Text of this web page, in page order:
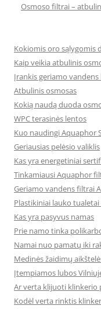
Osmoso filtrai –
Kokiomis oro sąlygomis
Kaip veikia atbulinis
Įrankis geriamo
Atbulinis osmosas
Kokią naudą duoda
WPC terasinės lentos
Kuo naudingi Aquaphor
Geriausias pelėsio valiklis
Kas yra energetiniai
Tinkamiausi Aquaphor
Geriamo vandens filtrai
Plastikiniai lauko
Kas yra pasyvus namas
Prie namo tinka
Namai nuo pamatų iki
Medinės žaidimų
Įtempiamos lubos
Ar verta klijuoti klinkerio
Kodėl verta rinktis